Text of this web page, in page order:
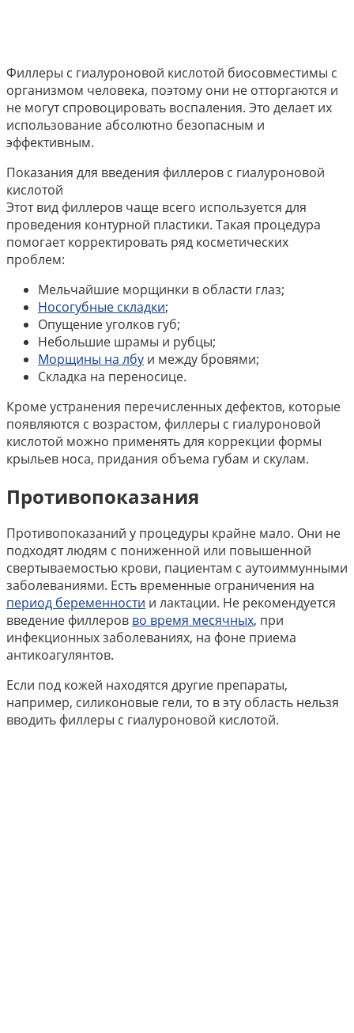
Филлеры с гиалуроновой кислотой биосовместимы с
организмом человека, поэтому они не отторгаются и
не могут спровоцировать воспаления. Это делает их
использование абсолютно безопасным и
эффективным.
Показания для введения филлеров с гиалуроновой
кислотой
Этот вид филлеров чаще всего используется для
проведения контурной пластики. Такая процедура
помогает корректировать ряд косметических
проблем:
Мельчайшие морщинки в области глаз;
Носогубные складки;
Опущение уголков губ;
Небольшие шрамы и рубцы;
Морщины на лбу и между бровями;
Складка на переносице.
Кроме устранения перечисленных дефектов, которые
появляются с возрастом, филлеры с гиалуроновой
кислотой можно применять для коррекции формы
крыльев носа, придания объема губам и скулам.
Противопоказания
Противопоказаний у процедуры крайне мало. Они не
подходят людям с пониженной или повышенной
свертываемостью крови, пациентам с аутоиммунными
заболеваниями. Есть временные ограничения на
период беременности и лактации. Не рекомендуется
введение филлеров во время месячных, при
инфекционных заболеваниях, на фоне приема
антикоагулянтов.
Если под кожей находятся другие препараты,
например, силиконовые гели, то в эту область нельзя
вводить филлеры с гиалуроновой кислотой.